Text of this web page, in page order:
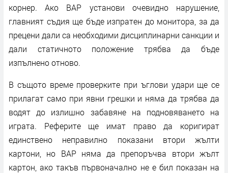
корнер. Ако ВАР установи очевидно нарушение,
главният съдия ще бъде изпратен до монитора, за да
прецени дали са необходими дисциплинарни санкции и
дали статичното положение трябва да бъде
изпълнено отново.
В същото време проверките при ъглови удари ще се
прилагат само при явни грешки и няма да трябва да
водят до излишно забавяне на подновяването на
играта. Реферите ще имат право да коригират
единствено неправилно показани втори жълти
картони, но ВАР няма да препоръчва втори жълт
картон, ако такъв първоначално не е бил показан на